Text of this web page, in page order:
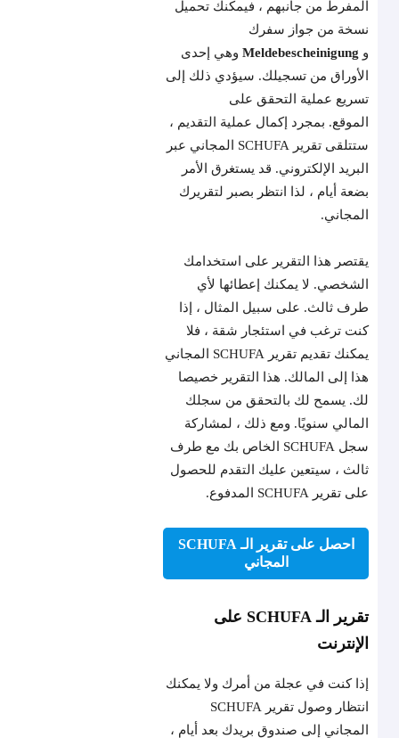
المفرط من جانبهم ، فيمكنك تحميل
نسخة من جواز سفرك
و Meldebescheinigung وهي إحدى
الأوراق من تسجيلك. سيؤدي ذلك إلى
تسريع عملية التحقق على
الموقع. بمجرد إكمال عملية التقديم ،
ستتلقى تقرير SCHUFA المجاني عبر
البريد الإلكتروني. قد يستغرق الأمر
بضعة أيام ، لذا انتظر بصبر لتقريرك
المجاني.
يقتصر هذا التقرير على استخدامك
الشخصي. لا يمكنك إعطائها لأي
طرف ثالث. على سبيل المثال ، إذا
كنت ترغب في استئجار شقة ، فلا
يمكنك تقديم تقرير SCHUFA المجاني
هذا إلى المالك. هذا التقرير خصيصا
لك. يسمح لك بالتحقق من سجلك
المالي سنويًا. ومع ذلك ، لمشاركة
سجل SCHUFA الخاص بك مع طرف
ثالث ، سيتعين عليك التقدم للحصول
على تقرير SCHUFA المدفوع.
احصل على تقرير الـ SCHUFA
المجاني
تقرير الـ SCHUFA على
الإنترنت
إذا كنت في عجلة من أمرك ولا يمكنك
انتظار وصول تقرير SCHUFA
المجاني إلى صندوق بريدك بعد أيام ،